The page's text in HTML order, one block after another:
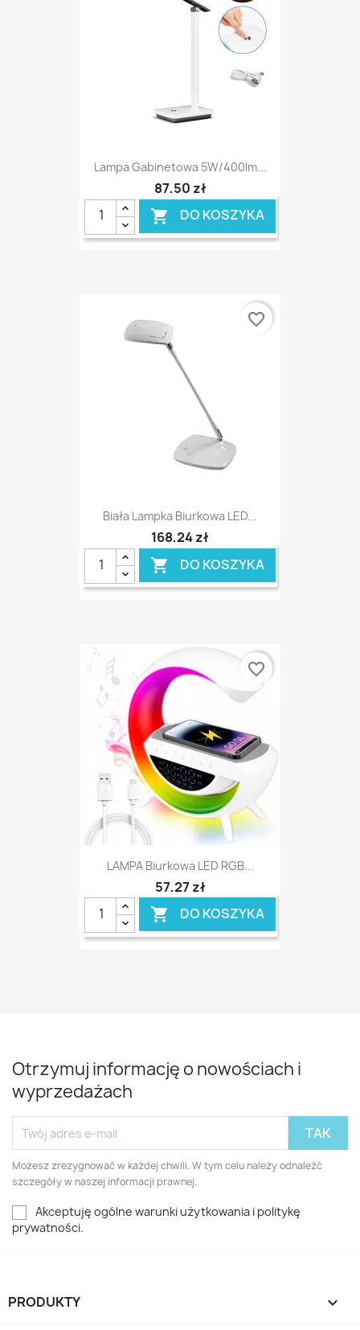
Lampa Gabinetowa 5W/400lm...
87,50 zł
 DO KOSZYKA
Biała Lampka Biurkowa LED...
168,24 zł
 DO KOSZYKA
favorite_border
LAMPA Biurkowa LED RGB...
57,27 zł
 DO KOSZYKA
favorite_border
Otrzymuj informację o nowościach i
wyprzedażach
Możesz zrezygnować w każdej chwili. W tym celu należy odnaleźć
szczegóły w naszej informacji prawnej.
Akceptuję ogólne warunki użytkowania i politykę
prywatności.
PRODUKTY 